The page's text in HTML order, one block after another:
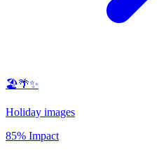
🏖️🌴✨
Holiday images
85% Impact